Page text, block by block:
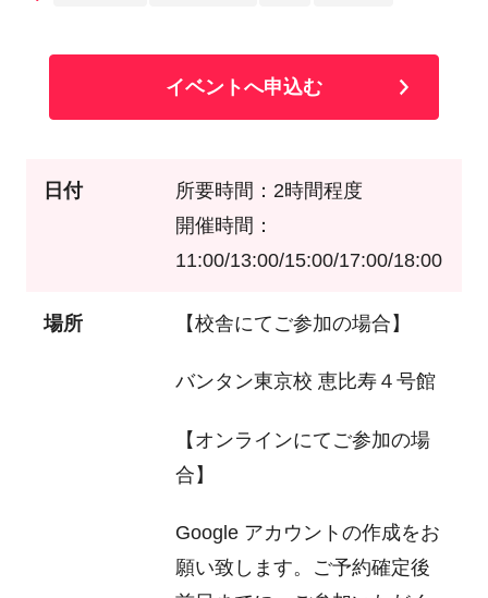
イベントへ申込む
日付
所要時間：2時間程度
開催時間：
11:00/13:00/15:00/17:00/18:00
場所 【校舎にてご参加の場合】
バンタン東京校 恵比寿４号館
【オンラインにてご参加の場
合】
Google アカウントの作成をお
願い致します。ご予約確定後